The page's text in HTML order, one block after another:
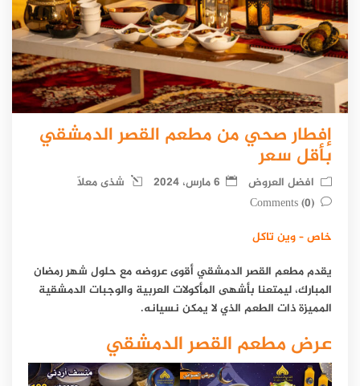
إفطار صحي من مطعم القصر الدمشقي
بأقل سعر
افضل العروض 6 مارس، 2024
شذى معلّا
(0) Comments
خاص – وين تاكل
يقدم مطعم القصر الدمشقي أقوى عروضه مع حلول شهر رمضان
المبارك، ليمتعنا بأشهى المأكولات العربية والوجبات الدمشقية
المميزة ذات الطعم الذي لا يمكن نسيانه.
عرض مطعم القصر الدمشقي